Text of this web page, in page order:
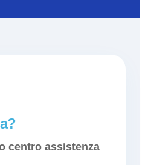
centro assistenza